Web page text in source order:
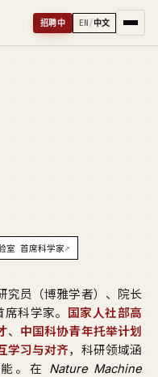
招聘中 EN/中文
室 首席科学家↗
究员（博雅学者）、院长
科学家。
国家人社部高
、 中国科协青年托举计划
学习与对齐，科研领域涵
。在 Nature Machine